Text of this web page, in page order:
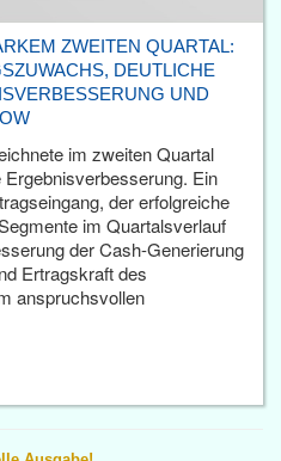
ZWEITEN QUARTAL:
DEUTLICHE
UND
im zweiten Quartal
Ein
der erfolgreiche
im Quartalsverlauf
der Cash-Generierung
Ertragskraft des
anspruchsvollen